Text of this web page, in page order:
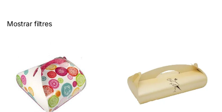
Mostrar filtres